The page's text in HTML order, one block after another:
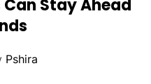
Stay Ahead
Pshira